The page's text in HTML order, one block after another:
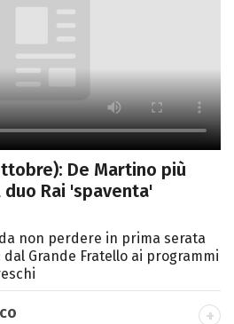
De Martino più
duo Rai 'spaventa'
non perdere in prima serata
Grande Fratello ai programmi